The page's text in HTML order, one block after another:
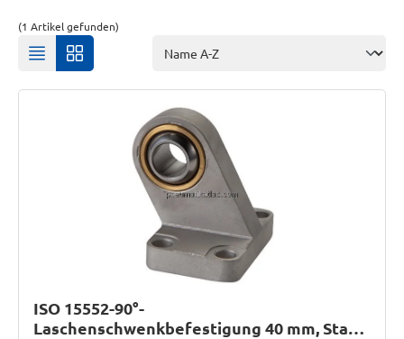
(1 Artikel gefunden)
ISO 15552-90°-
Laschenschwenkbefestigung 40 mm, Stahl